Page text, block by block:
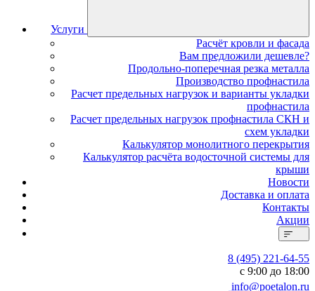
Услуги
Расчёт кровли и фасада
Вам предложили дешевле?
Продольно-поперечная резка металла
Производство профнастила
Расчет предельных нагрузок и варианты укладки
профнастила
Расчет предельных нагрузок профнастила СКН и
схем укладки
Калькулятор монолитного перекрытия
Калькулятор расчёта водосточной системы для
крыши
Новости
Доставка и оплата
Контакты
Акции
8 (495) 221-64-55
с 9:00 до 18:00
info@poetalon.ru